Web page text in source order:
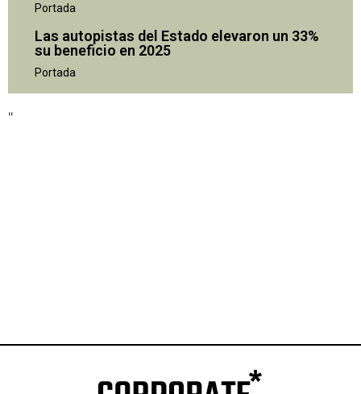
Portada
Las autopistas del Estado elevaron un 33%
su beneficio en 2025
Portada
"